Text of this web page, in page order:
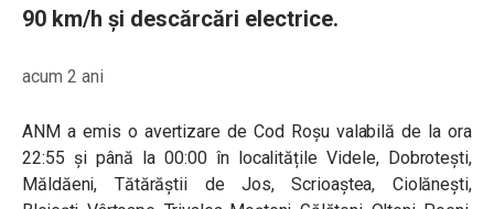
90 km/h și descărcări electrice.
acum 2 ani
ANM a emis o avertizare de Cod Roșu valabilă de la ora
22:55 și până la 00:00 în localitățile Videle, Dobrotești,
Măldăeni, Tătărăștii de Jos, Scrioaștea, Ciolănești,